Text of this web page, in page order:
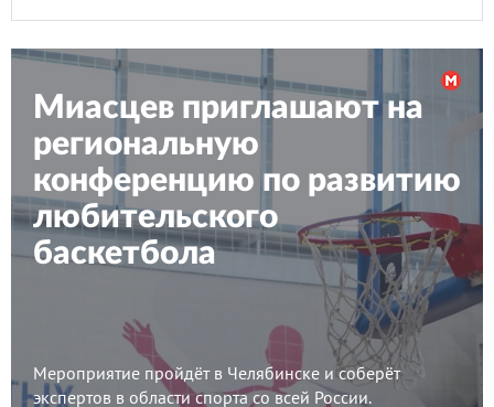
Миасцев приглашают на
региональную
конференцию по развитию
любительского
баскетбола
Мероприятие пройдёт в Челябинске и соберёт
экспертов в области спорта со всей России.